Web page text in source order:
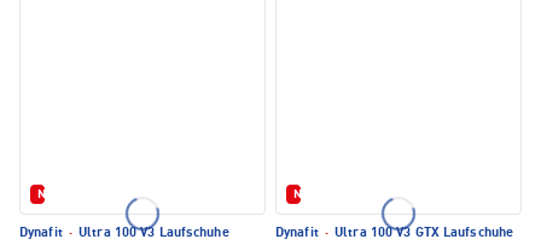
Neu
Dynafit · Ultra 100 V3 Laufschuhe
Neu
Dynafit · Ultra 100 V3 GTX Laufschuhe